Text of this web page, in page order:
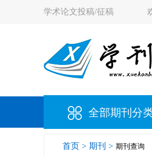
学术论文投稿/征稿
全部期刊分
首页 > 期刊 > 期刊查询